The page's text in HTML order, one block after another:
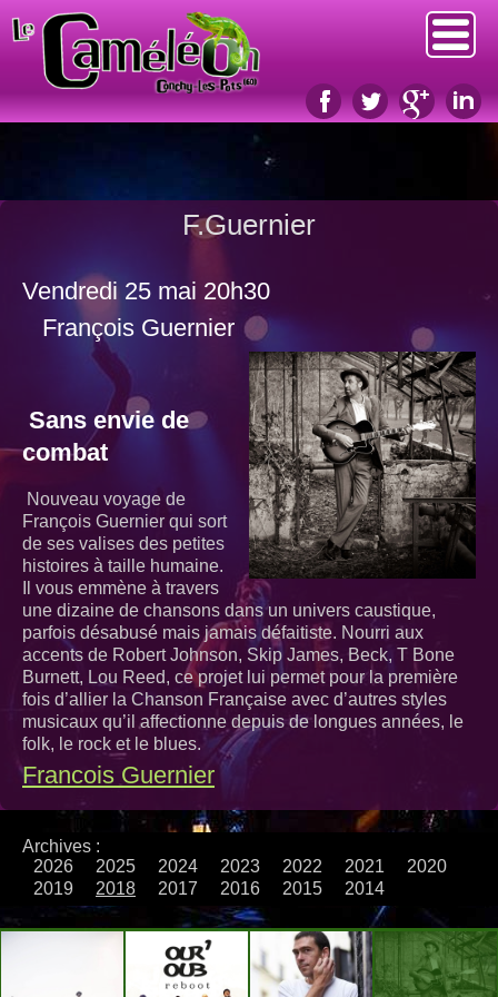
F.Guernier
Vendredi 25 mai 20h30
François Guernier
Sans envie de
combat
Nouveau voyage de
François Guernier qui sort
de ses valises des petites
histoires à taille humaine.
Il vous emmène à travers
une dizaine de chansons dans un univers caustique,
parfois désabusé mais jamais défaitiste. Nourri aux
accents de Robert Johnson, Skip James, Beck, T Bone
Burnett, Lou Reed, ce projet lui permet pour la première
fois d’allier la Chanson Française avec d’autres styles
musicaux qu’il affectionne depuis de longues années, le
folk, le rock et le blues.
Francois Guernier
Archives :
2026
2025 2024 2023 2022 2021
2020
2019
2018 2017 2016 2015 2014